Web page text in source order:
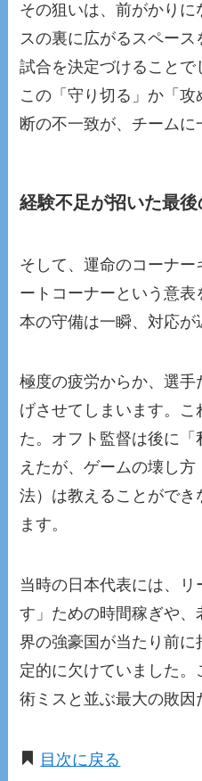
その狙いは、前がかり
スの裏に広がるスペー
試合を決定づけることで
この「守り切る」か「攻
断の不一致が、チームに
経験不足が招いた最後
そして、運命のコーナー
ートコーナーという意表
本の守備は一瞬、対応が
極度の疲労からか、選
げさせてしまいます。こ
た。オフト監督は後に
えたが、ゲームの壊し
法）は教えることがで
ます。
当時の日本代表には、
す」ための時間稼ぎや
界の強豪国が当たり前
定的に欠けていました
術ミスと並ぶ最大の敗因
目次に戻る